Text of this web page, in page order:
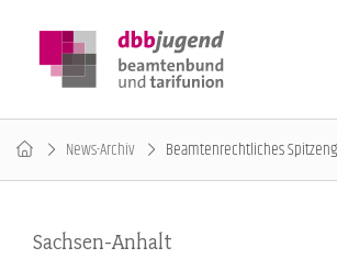
News-Archiv Beamtenrechtliches
Sachsen-Anhalt